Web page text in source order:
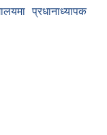
प्रधानाध्यापक